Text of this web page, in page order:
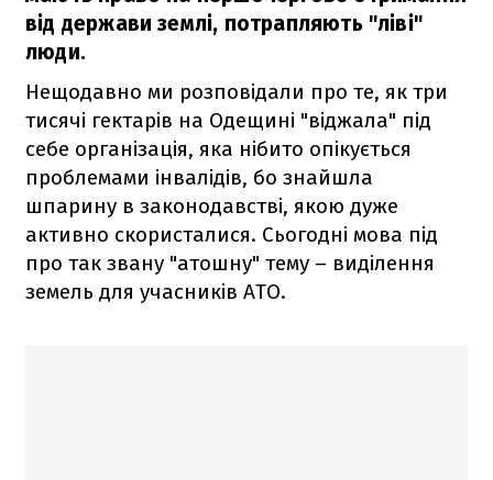
від держави землі, потрапляють "ліві"
люди.
Нещодавно ми розповідали про те, як три
тисячі гектарів на Одещині "віджала" під
себе організація, яка нібито опікується
проблемами інвалідів, бо знайшла
шпарину в законодавстві, якою дуже
активно скористалися. Сьогодні мова під
про так звану "атошну" тему – виділення
земель для учасників АТО.